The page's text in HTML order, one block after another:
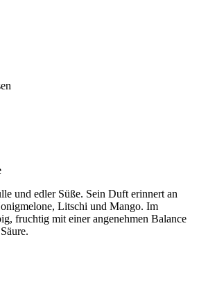
und edler Süße. Sein Duft erinnert an
Litschi und Mango. Im
fruchtig mit einer angenehmen Balance